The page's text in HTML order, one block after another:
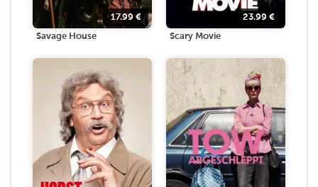
17.99 €
Savage House
23.99 €
Scary Movie